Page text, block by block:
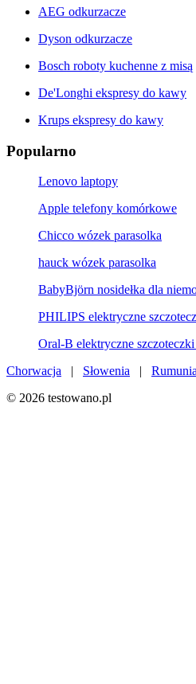
AEG odkurzacze
Dyson odkurzacze
Bosch roboty kuchenne z misą
De'Longhi ekspresy do kawy
Krups ekspresy do kawy
Popularno
Lenovo laptopy
Apple telefony komórkowe
Chicco wózek parasolka
hauck wózek parasolka
BabyBjörn nosidełka dla
PHILIPS elektryczne
Oral-B elektryczne
Chorwacja | Słowenia |
© 2026 testowano.pl